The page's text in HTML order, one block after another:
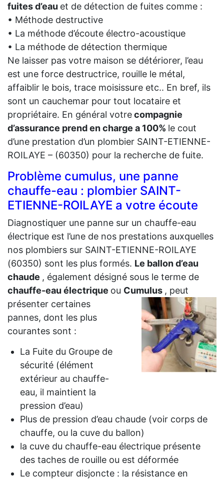
fuites d’eau et de détection de fuites comme :
• Méthode destructive
• La méthode d’écoute électro-acoustique
• La méthode de détection thermique
Ne laisser pas votre maison se détériorer, l’eau
est une force destructrice, rouille le métal,
affaiblir le bois, trace moisissure etc.. En bref, ils
sont un cauchemar pour tout locataire et
propriétaire. En général votrecompagnie
d’assurance prend en charge a 100% le cout
d’une prestation d’un plombier SAINT-ETIENNE-
ROILAYE – (60350) pour la recherche de fuite.
Problème cumulus, une panne
chauffe-eau : plombier SAINT-
ETIENNE-ROILAYE a votre écoute
Diagnostiquer une panne sur un chauffe-eau
électrique est l’une de nos prestations auxquelles
nos plombiers sur SAINT-ETIENNE-ROILAYE
(60350) sont les plus formés. Le ballon d’eau
chaude , également désigné sous le terme de
chauffe-eau électrique ou Cumulus , peut
présenter certaines
pannes, dont les plus
courantes sont :
La Fuite du Groupe de
sécurité (élément
extérieur au chauffe-
eau, il maintient la
pression d’eau)
Plus de pression d’eau chaude (voir corps de
chauffe, ou la cuve du ballon)
la cuve du chauffe-eau électrique présente
des taches de rouille ou est déformée
Le compteur disjoncte : la résistance en